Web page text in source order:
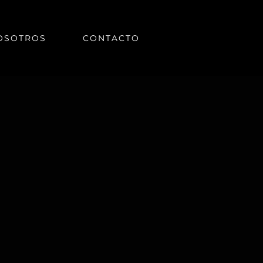
CONTACTO